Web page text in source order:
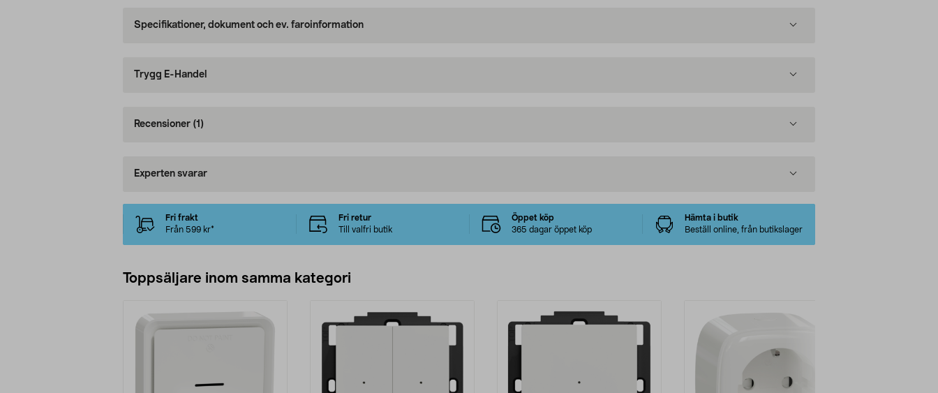
Specifikationer, dokument och ev. faroinformation
Trygg E-Handel
Recensioner (1)
Experten svarar
Fri frakt
Från 599 kr*
Fri retur
Till valfri butik
Öppet köp
365 dagar öppet köp
Hämta i butik
Beställ online, från butikslager
Toppsäljare inom samma kategori